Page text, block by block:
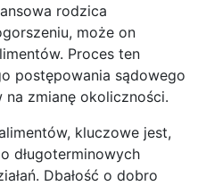
rodzica
może on
Proces ten
postępowania sądowego
zmianę okoliczności.
kluczowe jest,
długoterminowych
Dbałość o dobro